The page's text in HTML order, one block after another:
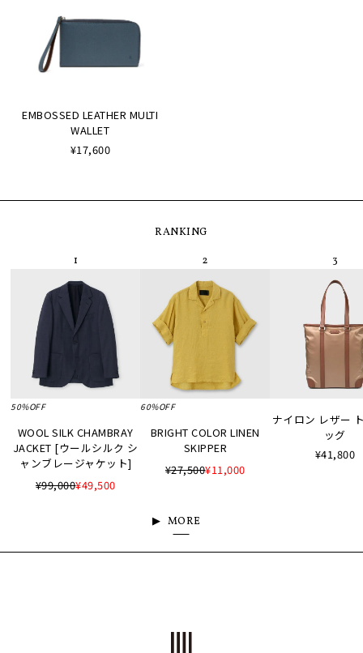
EMBOSSED LEATHER MULTI
WALLET
¥17,600
RANKING
50%OFF
WOOL SILK CHAMBRAY
JACKET [ウールシルク シ
ャンブレージャケット]
¥99,000¥49,500
60%OFF
BRIGHT COLOR LINEN
SKIPPER
¥27,500¥11,000
ナイロン レザー
ッグ
¥41,800
MORE